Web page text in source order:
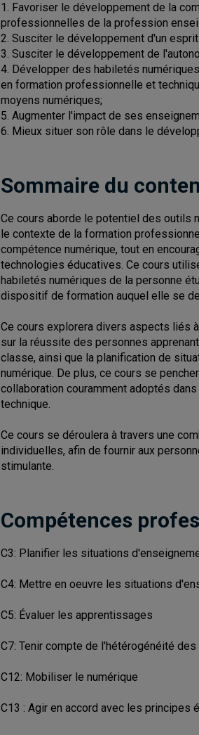
1. Favoriser le développement de la
professionnelles de la profession
2. Susciter le développement d'un
3. Susciter le développement de
4. Développer des habiletés
en formation professionnelle et
moyens numériques;
5. Augmenter l'impact de ses
6. Mieux situer son rôle dans le
Sommaire du
Ce cours aborde le potentiel des outils
le contexte de la formation
compétence numérique, tout en
technologies éducatives. Ce cours
habiletés numériques de la personne
dispositif de formation auquel elle se
Ce cours explorera divers aspects liés
sur la réussite des personnes
classe, ainsi que la planification de
numérique. De plus, ce cours se
collaboration couramment adoptés
technique.
Ce cours se déroulera à travers une
individuelles, afin de fournir aux
stimulante.
Compétences
C3: Planifier les situations
C4: Mettre en oeuvre les situations
C5: Évaluer les apprentissages
C7: Tenir compte de l'hétérogénéité
C12: Mobiliser le numérique
C13 : Agir en accord avec les principes